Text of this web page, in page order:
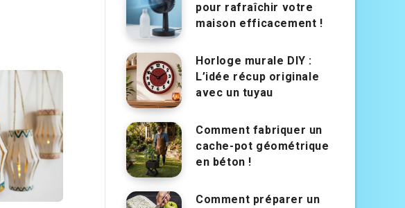
pour rafraîchir votre
maison efficacement !
Horloge murale DIY :
L’idée récup originale
avec un tuyau
Comment fabriquer un
cache-pot géométrique
en béton !
Comment préparer un